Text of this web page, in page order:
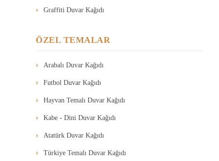
Graffiti Duvar Kağıdı
ÖZEL TEMALAR
Arabalı Duvar Kağıdı
Futbol Duvar Kağıdı
Hayvan Temalı Duvar Kağıdı
Kabe - Dini Duvar Kağıdı
Atatürk Duvar Kağıdı
Türkiye Temalı Duvar Kağıdı